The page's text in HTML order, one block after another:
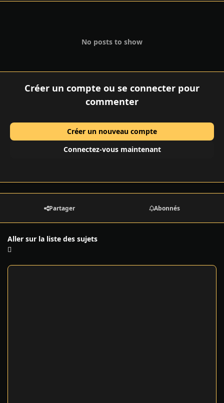
No posts to show
Créer un compte ou se connecter pour
commenter
Créer un nouveau compte
Connectez-vous maintenant
Partager Abonnés
Aller sur la liste des sujets